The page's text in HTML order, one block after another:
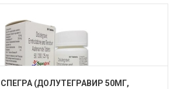
| СПЕГРА (ДОЛУТЕГРАВИР 50МГ,